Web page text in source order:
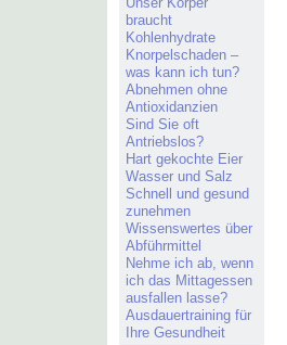
braucht
Kohlenhydrate
Knorpelschaden –
was kann ich tun?
Abnehmen ohne
Antioxidanzien
Sind Sie oft
Antriebslos?
Hart gekochte Eier
Wasser und Salz
Schnell und gesund
zunehmen
Wissenswertes über
Abführmittel
Nehme ich ab, wenn
ich das Mittagessen
ausfallen lasse?
Ausdauertraining für
Ihre Gesundheit